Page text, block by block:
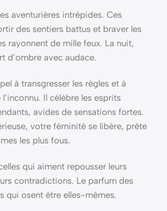
aventurières intrépides. Ces
des sentiers battus et braver les
rayonnent de mille feux. La nuit,
d’ombre avec audace.
à transgresser les règles et à
l’inconnu. Il célèbre les esprits
avides de sensations fortes.
votre féminité se libère, prête
les plus fous.
qui aiment repousser leurs
contradictions. Le parfum des
qui osent être elles-mêmes.